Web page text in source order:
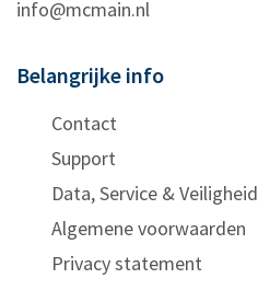
info@mcmain.nl
Belangrijke info
Contact
Support
Data, Service & Veiligheid
Algemene voorwaarden
Privacy statement